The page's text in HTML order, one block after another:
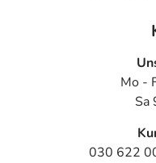
Mo -
Sa
030 622